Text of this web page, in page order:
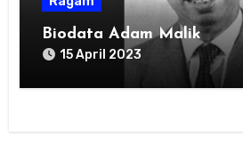
Biodata Adam Malik
15 April 2023